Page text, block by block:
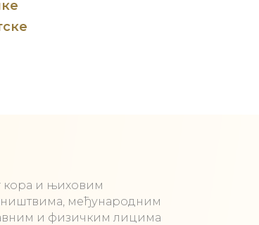
кора и њиховим
међународним
и физичким лицима